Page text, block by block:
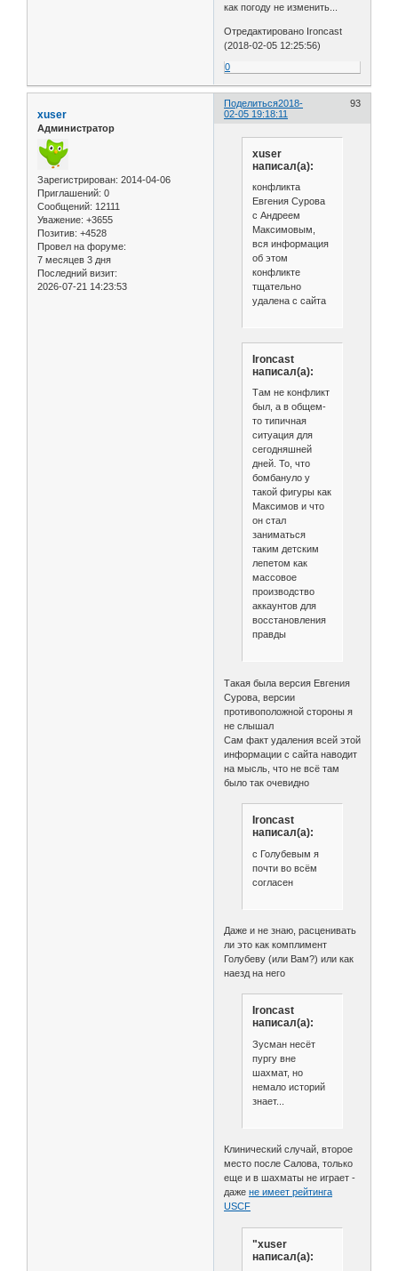
как погоду не изменить...
Отредактировано Ironcast
(2018-02-05 12:25:56)
0
Поделиться 93
2018-
02-05 19:18:11
xuser
Администратор
Зарегистрирован: 2014-04-06
Приглашений: 0
Сообщений: 12111
Уважение: +3655
Позитив: +4528
Провел на форуме:
7 месяцев 3 дня
Последний визит:
2026-07-21 14:23:53
xuser
написал(а):
конфликта
Евгения Сурова
с Андреем
Максимовым,
вся информация
об этом
конфликте
тщательно
удалена с сайта
Ironcast
написал(а):
Там не конфликт
был, а в общем-
то типичная
ситуация для
сегодняшней
дней. То, что
бомбануло у
такой фигуры как
Максимов и что
он стал
заниматься
таким детским
лепетом как
массовое
производство
аккаунтов для
восстановления
правды
Такая была версия Евгения
Сурова, версии
противоположной стороны я
не слышал
Сам факт удаления всей этой
информации с сайта наводит
на мысль, что не всё там
было так очевидно
Ironcast
написал(а):
с Голубевым я
почти во всём
согласен
Даже и не знаю, расценивать
ли это как комплимент
Голубеву (или Вам?) или как
наезд на него
Ironcast
написал(а):
Зусман несёт
пургу вне
шахмат, но
немало историй
знает...
Клинический случай, второе
место после Салова, только
еще и в шахматы не играет -
дажене имеет рейтинга
USCF
"xuser
написал(а):